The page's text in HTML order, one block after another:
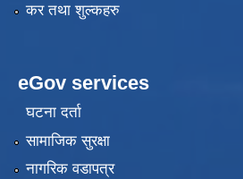
कर तथा शुल्कहरु
eGov services
घटना दर्ता
सामाजिक सुरक्षा
नागरिक वडापत्र